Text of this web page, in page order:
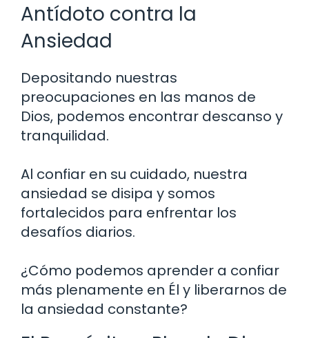
Antídoto contra la
Ansiedad
Depositando nuestras
preocupaciones en las manos de
Dios, podemos encontrar descanso y
tranquilidad.
Al confiar en su cuidado, nuestra
ansiedad se disipa y somos
fortalecidos para enfrentar los
desafíos diarios.
¿Cómo podemos aprender a confiar
más plenamente en Él y liberarnos de
la ansiedad constante?